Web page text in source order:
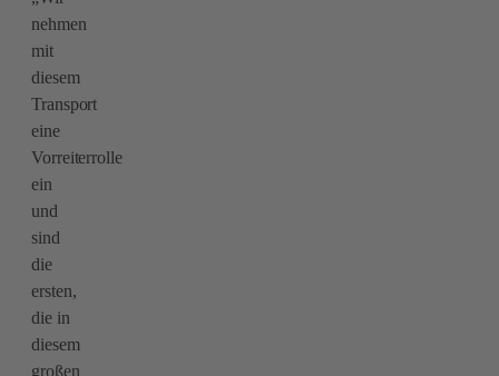
nehmen
mit
diesem
Transport
eine
Vorreiterrolle
ein
und
sind
die
ersten,
die in
diesem
großen